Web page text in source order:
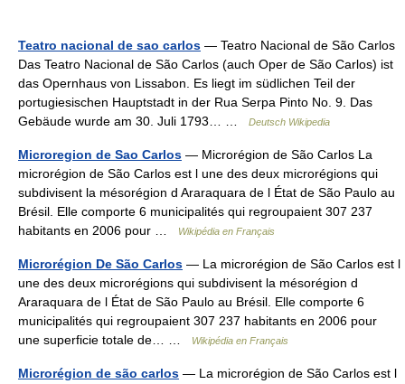
Teatro nacional de sao carlos — Teatro Nacional de São Carlos
Das Teatro Nacional de São Carlos (auch Oper de São Carlos) ist
das Opernhaus von Lissabon. Es liegt im südlichen Teil der
portugiesischen Hauptstadt in der Rua Serpa Pinto No. 9. Das
Gebäude wurde am 30. Juli 1793… …
Deutsch Wikipedia
Microregion de Sao Carlos — Microrégion de São Carlos La
microrégion de São Carlos est l une des deux microrégions qui
subdivisent la mésorégion d Araraquara de l État de São Paulo au
Brésil. Elle comporte 6 municipalités qui regroupaient 307 237
habitants en 2006 pour …
Wikipédia en Français
Microrégion De São Carlos — La microrégion de São Carlos est l
une des deux microrégions qui subdivisent la mésorégion d
Araraquara de l État de São Paulo au Brésil. Elle comporte 6
municipalités qui regroupaient 307 237 habitants en 2006 pour
une superficie totale de… …
Wikipédia en Français
Microrégion de são carlos — La microrégion de São Carlos est l